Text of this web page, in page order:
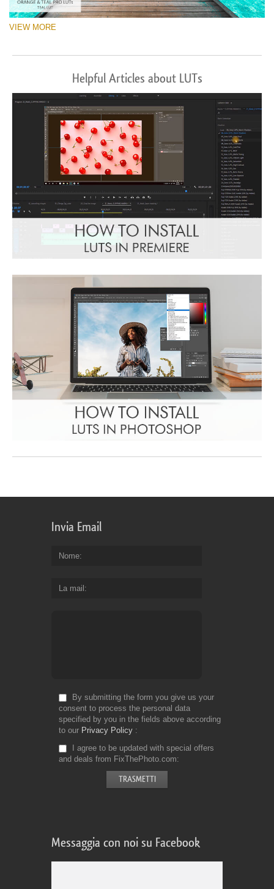
VIEW MORE
Helpful Articles about LUTs
Invia Email
Nome
La mail
By submitting the form you give us your
consent to process the personal data
specified by you in the fields above according
to our Privacy Policy
I agree to be updated with special offers
and deals from FixThePhoto.com
Messaggia con noi su Facebook